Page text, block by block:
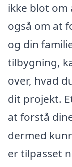
ikke blot om
også om at
og din
tilbygning,
over, hvad
dit projekt.
at forstå
dermed
er tilpasset